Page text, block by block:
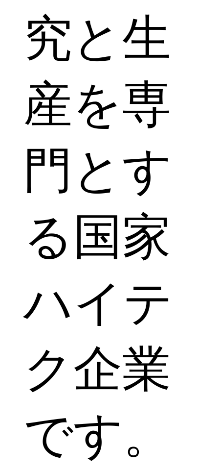
究と生
産を専
門とす
る国家
ハイテ
ク企業
です。